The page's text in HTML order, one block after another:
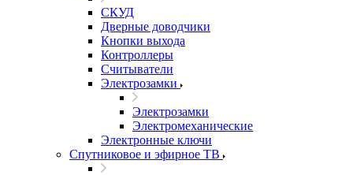
СКУД
Дверные доводчики
Кнопки выхода
Контроллеры
Считыватели
Электрозамки
Электрозамки
Электромеханические
Электронные ключи
Спутниковое и эфирное ТВ